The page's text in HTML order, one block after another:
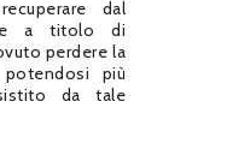
dal
a titolo di
perdere la
più
da tale